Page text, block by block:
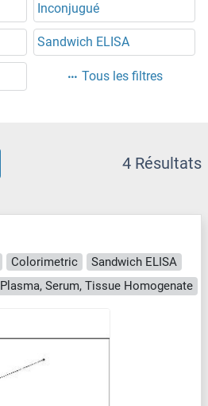
Inconjugué
Sandwich ELISA
Tous les filtres
4 Résultats
Colorimetric
Sandwich ELISA
Plasma, Serum, Tissue Homogenate